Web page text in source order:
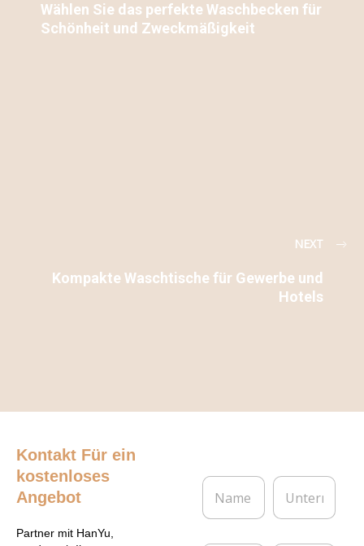
Wählen Sie das perfekte Waschbecken für
Schönheit und Zweckmäßigkeit
NEXT
Kompakte Waschtische für Gewerbe und
Hotels
Kontakt Für ein
kostenloses
Angebot
Partner mit HanYu,
N
m
U
t